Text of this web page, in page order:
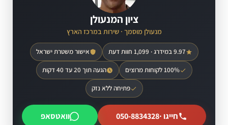
ציון המנעולן
מנעולן מוסמך · שירות במרכז הארץ
9.97 במידרג · 1,099 חוות דעת אישור משטרת ישראל
100% לקוחות מרוצים הגעה תוך 20 עד 40 דקות
פתיחה ללא נזק
חייגו ·050-8834328 וואטסאפ